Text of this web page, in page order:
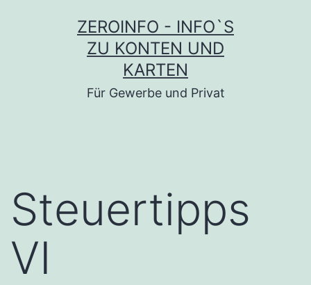
ZEROINFO - INFO`S
ZU KONTEN UND
KARTEN
Für Gewerbe und Privat
Steuertipps
VI